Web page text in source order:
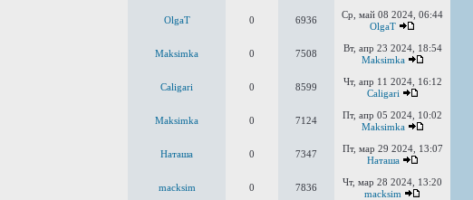
OlgaT 0 6936
Ср, май 08 2024, 06:44
OlgaT
Maksimka 0 7508
Вт, апр 23 2024, 18:54
Maksimka
Caligari 0 8599
Чт, апр 11 2024, 16:12
Caligari
Maksimka 0 7124
Пт, апр 05 2024, 10:02
Maksimka
Наташа 0 7347
Пт, мар 29 2024, 13:07
Наташа
macksim 0 7836
Чт, мар 28 2024, 13:20
macksim